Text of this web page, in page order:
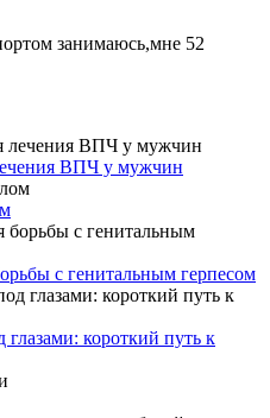
занимаюсь,мне 52
ВПЧ у мужчин
с генитальным герпесом
глазами: короткий путь к